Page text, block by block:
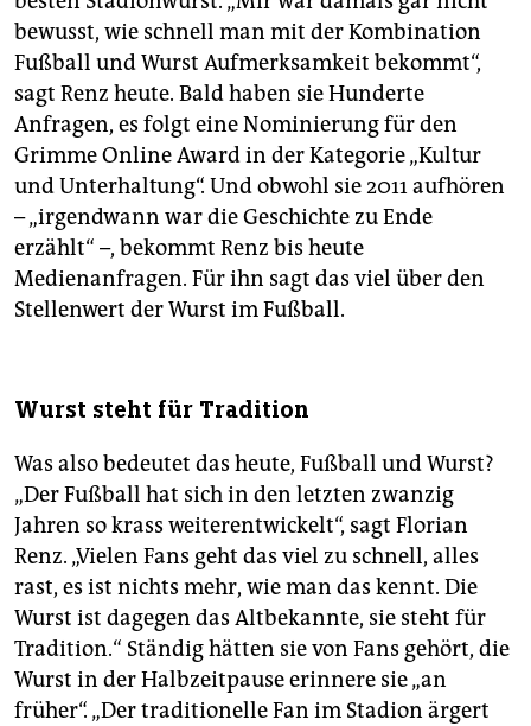
bewusst, wie schnell man mit der Kombination
Fußball und Wurst Aufmerksamkeit bekommt“,
sagt Renz heute. Bald haben sie Hunderte
Anfragen, es folgt eine Nominierung für den
Grimme Online Award in der Kategorie „Kultur
und Unterhaltung“. Und obwohl sie 2011 aufhören
– „irgendwann war die Geschichte zu Ende
erzählt“ –, bekommt Renz bis heute
Medienanfragen. Für ihn sagt das viel über den
Stellenwert der Wurst im Fußball.
Wurst steht für Tradition
Was also bedeutet das heute, Fußball und Wurst?
„Der Fußball hat sich in den letzten zwanzig
Jahren so krass weiterentwickelt“, sagt Florian
Renz. „Vielen Fans geht das viel zu schnell, alles
rast, es ist nichts mehr, wie man das kennt. Die
Wurst ist dagegen das Altbekannte, sie steht für
Tradition.“ Ständig hätten sie von Fans gehört, die
Wurst in der Halbzeitpause erinnere sie „an
früher“. „Der traditionelle Fan im Stadion ärgert